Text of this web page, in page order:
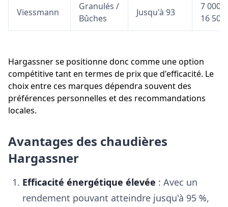
Viessmann
Granulés /
Bûches
Jusqu'à 93
7 000 -
16 500
Hargassner se positionne donc comme une option
compétitive tant en termes de prix que d'efficacité. Le
choix entre ces marques dépendra souvent des
préférences personnelles et des recommandations
locales.
Avantages des chaudières
Hargassner
Efficacité énergétique élevée : Avec un
rendement pouvant atteindre jusqu'à 95 %,